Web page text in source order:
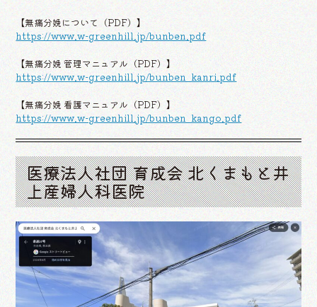
【無痛分娩について（PDF）】
https://www.w-greenhill.jp/bunben.pdf
【無痛分娩 管理マニュアル（PDF）】
https://www.w-greenhill.jp/bunben_kanri.pdf
【無痛分娩 看護マニュアル（PDF）】
https://www.w-greenhill.jp/bunben_kango.pdf
医療法人社団 育成会 北くまもと井
上産婦人科医院